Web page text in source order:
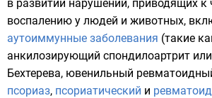
в развитии нарушений, приводящих к
воспалению у людей и животных,
аутоиммунные заболевания (такие
анкилозирующий спондилоартрит
Бехтерева, ювенильный
псориаз, псориатический и